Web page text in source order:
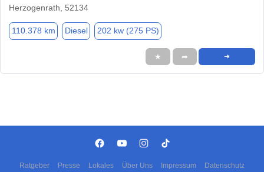
Herzogenrath, 52134
110.378 km Diesel 202 kw (275 PS)
★ ➦ ➜
Ratgeber Presse Lokales Über Uns Impressum Datenschutz